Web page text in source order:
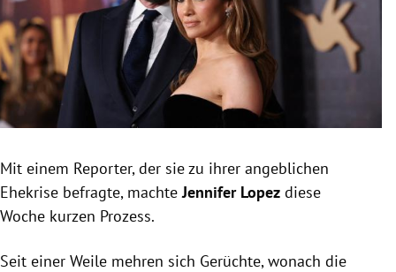
Untermenü
Untermenü
Untermenü
Untermenü
Untermenü
Mit einem Reporter, der sie zu ihrer angeblichen
Ehekrise befragte, machteJennifer Lopez diese
Woche kurzen Prozess.
Seit einer Weile mehren sich Gerüchte, wonach die